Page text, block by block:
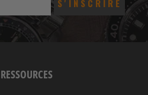
RESSOURCES